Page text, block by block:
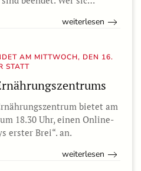
weiterlesen
AM MITTWOCH, DEN 16.
STATT
bietet am
18.30 Uhr, einen Online-
erster Brei“. an.
weiterlesen